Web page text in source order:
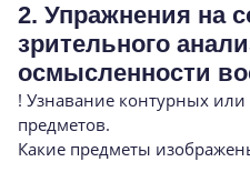
2. Упражнения на
зрительного
осмысленности
! Узнавание контурных
предметов.
Какие предметы